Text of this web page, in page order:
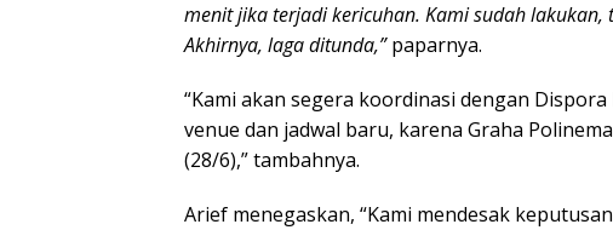
menit jika terjadi kericuhan. Kami sudah
Akhirnya, laga ditunda,”paparnya.
“Kami akan segera koordinasi dengan
venue dan jadwal baru, karena Graha
(28/6),” tambahnya.
Arief menegaskan, “Kami mendesak